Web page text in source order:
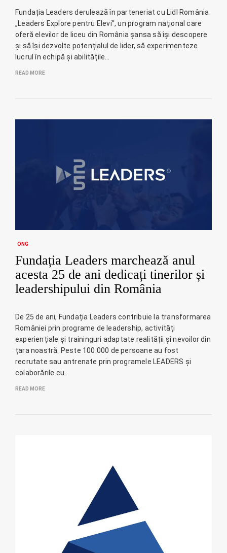
Fundația Leaders derulează în parteneriat cu Lidl România
„Leaders Explore pentru Elevi”, un program național care
oferă elevilor de liceu din România șansa să își descopere
și să își dezvolte potențialul de lider, să experimenteze
lucrul în echipă și abilitățile…
READ MORE
ONG
Fundația Leaders marchează anul
acesta 25 de ani dedicați tinerilor și
leadershipului din România
De 25 de ani, Fundația Leaders contribuie la transformarea
României prin programe de leadership, activități
experiențiale și traininguri adaptate realității și nevoilor din
țara noastră. Peste 100.000 de persoane au fost
recrutate sau antrenate prin programele LEADERS și
colaborările cu…
READ MORE